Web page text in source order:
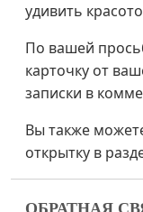
удивить
По вашей
карточку от
записки в
Вы также
открытку в